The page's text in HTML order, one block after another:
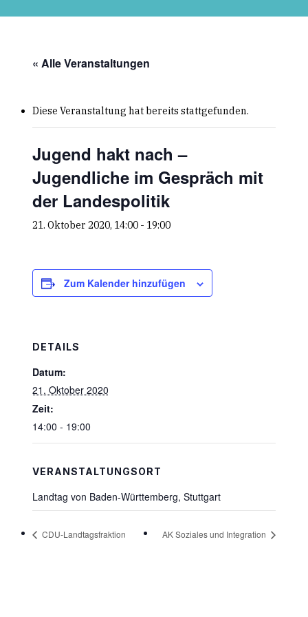
« Alle Veranstaltungen
Diese Veranstaltung hat bereits stattgefunden.
Jugend hakt nach –
Jugendliche im Gespräch mit
der Landespolitik
21. Oktober 2020, 14:00- 19:00
Zum Kalender hinzufügen
DETAILS
Datum:
21. Oktober 2020
Zeit:
14:00 - 19:00
VERANSTALTUNGSORT
Landtag von Baden-Württemberg, Stuttgart
CDU-Landtagsfraktion AK Soziales und Integration